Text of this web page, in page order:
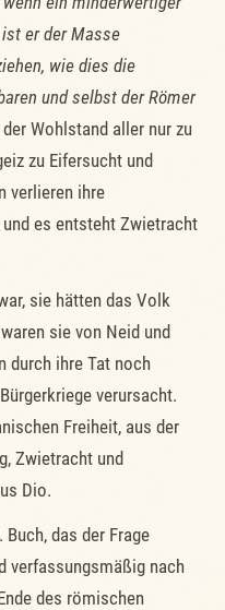
er der Masse
wie dies die
und selbst der Römer
Wohlstand aller nur zu
zu Eifersucht und
verlieren ihre
und es entsteht Zwietracht
sie hätten das Volk
sie von Neid und
durch ihre Tat noch
verursacht.
Freiheit, aus der
Zwietracht und
Dio.
das der Frage
verfassungsmäßig nach
des römischen